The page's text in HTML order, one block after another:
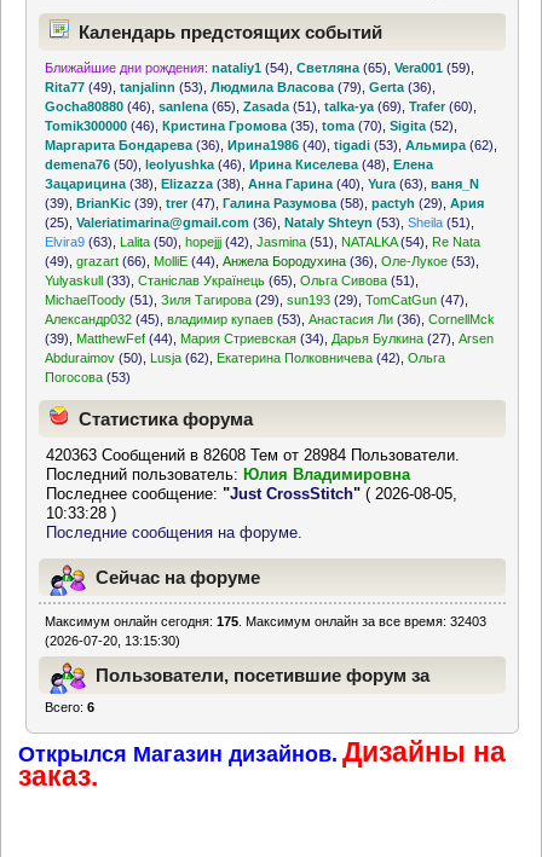
Календарь предстоящих событий
Ближайшие дни рождения: nataliy1 (54) ,Светляна (65) ,Vera001 (59)
Rita77 (49) ,tanjalinn (53) ,Людмила Власова (79) ,Gerta (36)
Gocha80880 (46) ,sanlena (65) ,Zasada (51) ,talka-ya (69) ,Trafer(60)
Tomik300000 (46) ,Кристина Громова (35) ,toma (70) ,Sigita (52)
Маргарита Бондарева (36) ,Ирина1986 (40) ,tigadi (53) ,Альмира (62)
demena76 (50) ,leolyushka (46) ,Ирина Киселева (48) ,Елена
Зацарицина (38) ,Elizazza (38) ,Анна Гарина (40) ,Yura (63) ,ваня_N
(39) ,BrianKic (39) ,trer(47) ,Галина Разумова (58) ,pactyh (29) ,Ария
(25) ,Valeriatimarina@gmail.com (36) ,Nataly Shteyn (53) ,Sheila (51)
Elvira9 (63) Lalita (50) ,hopejjj (42) ,Jasmina (51) NATALKA(54)
Re Nata
(49) ,grazart (66) MolliE (44) ,Анжела Бородухина (36) ,Оле-Лукое (53)
Yulyaskull (33) ,Станіслав Українець (65) ,Ольга Сивова (51)
MichaelToody (51) ,Зиля Тагирова (29) ,sun193 (29) ,TomCatGun (47)
Александр032 (45) ,владимир купаев (53) ,Анастасия Ли (36) ,CornellMck
(39)
MatthewFef (44) Мария Стриевская (34) Дарья Булкина (27) ,Arsen
Abduraimov (50) Lusja (62) Екатерина Полковничева (42) ,Ольга
Погосова (53)
Статистика форума
420363 Сообщений в 82608 Тем от 28984 Пользователи.
Последний пользователь: Юлия Владимировна
Последнее сообщение:"Just CrossStitch" ( 2026-08-05,
10:33:28 )
Последние сообщения на форуме.
Сейчас на форуме
Максимум онлайн сегодня:175 . Максимум онлайн за все время: 32403
(2026-07-20, 13:15:30)
Пользователи, посетившие форум за
Всего:6
Открылся Магазин дизайнов. Дизайны на
заказ.